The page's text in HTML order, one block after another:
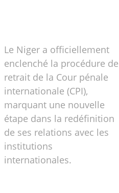
Le Niger a officiellement
enclenché la procédure de
retrait de la Cour pénale
internationale (CPI),
marquant une nouvelle
étape dans la redéfinition
de ses relations avec les
institutions
internationales.